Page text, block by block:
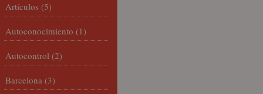
Artículos (5)
Autoconocimiento (1)
Autocontrol (2)
Barcelona (3)